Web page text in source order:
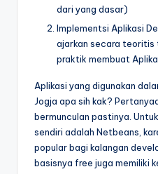
dari yang dasar)
Implementsi Aplikasi
ajarkan secara teoritis
praktik membuat
Aplikasi yang digunakan
Jogja apa sih kak?
bermunculan pastinya.
sendiri adalah Netbeans,
popular bagi kalangan
basisnya free juga memiliki